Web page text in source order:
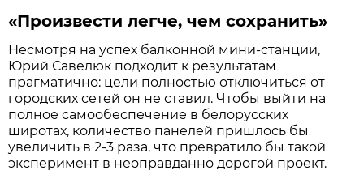
«Произвести легче, чем сохранить»
Несмотря на успех балконной мини-станции,
Юрий Савелюк подходит к результатам
прагматично: цели полностью отключиться от
городских сетей он не ставил. Чтобы выйти на
полное самообеспечение в белорусских
широтах, количество панелей пришлось бы
увеличить в 2-3 раза, что превратило бы такой
эксперимент в неоправданно дорогой проект.